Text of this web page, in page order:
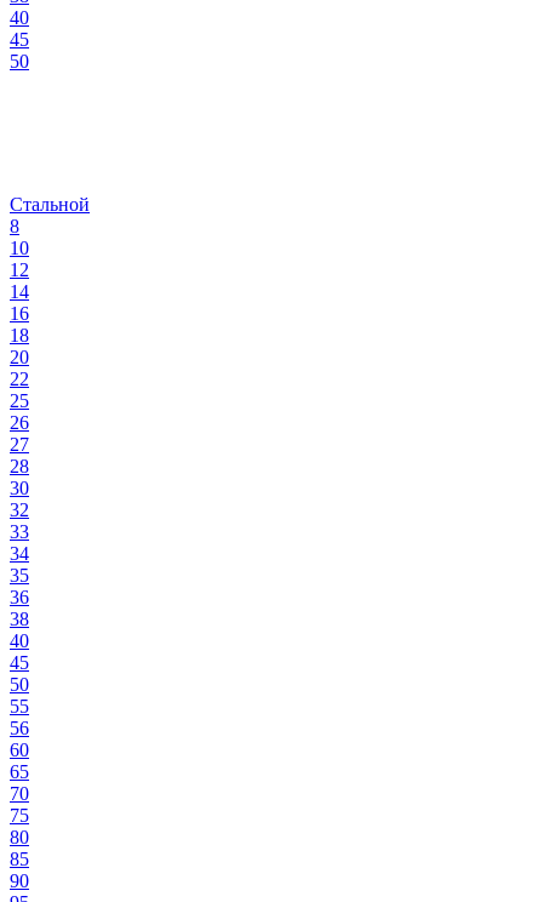
40
45
50
Стальной
8
10
12
14
16
18
20
22
25
26
27
28
30
32
33
34
35
36
38
40
45
50
55
56
60
65
70
75
80
85
90